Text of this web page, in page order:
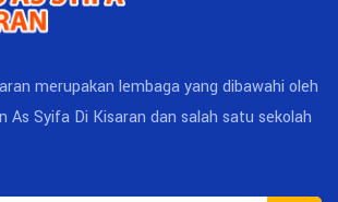
merupakan lembaga yang dibawahi oleh
As Syifa Di Kisaran dan salah satu sekolah